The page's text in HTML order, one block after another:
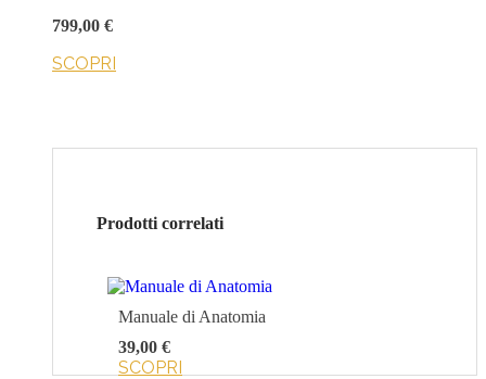
799,00 €
SCOPRI
Prodotti correlati
Manuale di Anatomia
39,00 €
SCOPRI